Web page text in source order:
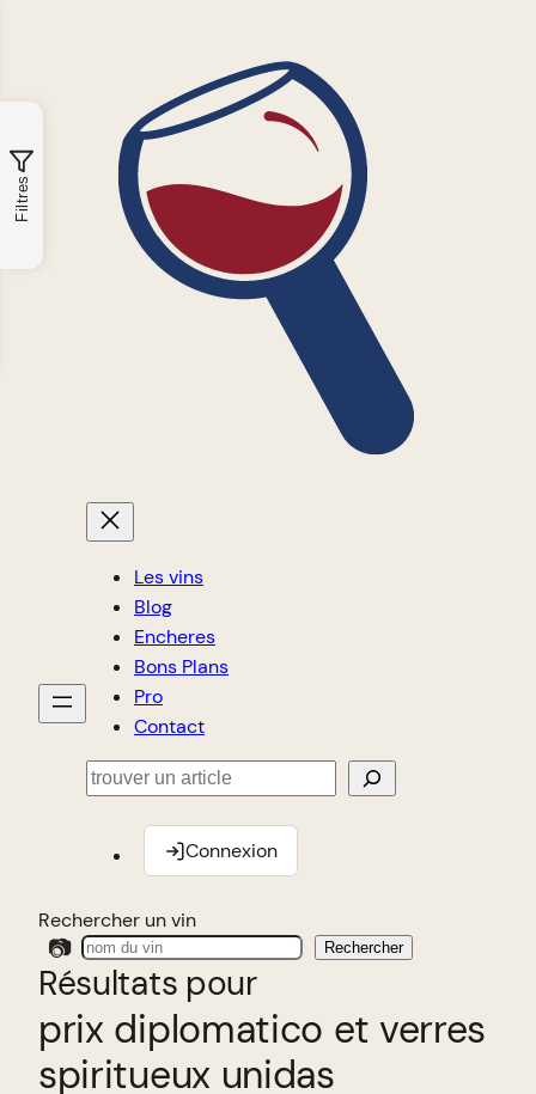
Les vins
Blog
Encheres
Bons Plans
Pro
Contact
Rechercher
Connexion
Rechercher un vin
📷 Rechercher
Résultats pour
prix diplomatico et verres
spiritueux unidas
Filtres